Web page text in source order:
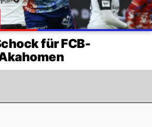
für FCB-